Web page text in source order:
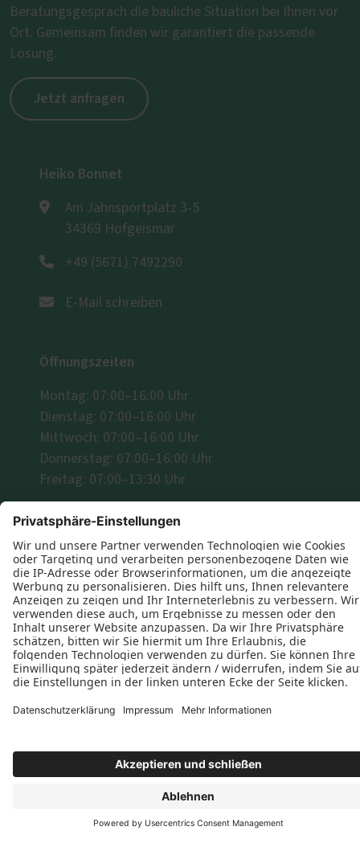
Beratungsgespräch die bauliche Situation bei Ihnen vor
Ort. Gemeinsam finden wir garantiert die passende
Lösung.
Jetzt anfragen
Heiko Bonnet
Am Jahnsportplatz 3-5
34369 Hofgeismar
+49 (5671) 7492290
E-Mail schreiben
Öffnungszeiten
Montag: 07:00–16:00 Uhr
Dienstag: 07:00–16:00 Uhr
Mittwoch: 07:00–16:00 Uhr
Donnerstag: 07:00–16:00 Uhr
Freitag: 07:00–13:30 Uhr
Folgen Sie uns